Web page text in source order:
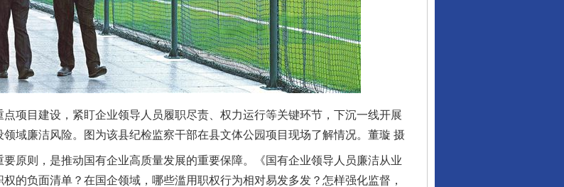
目建设，紧盯企业领导人员履职尽责、权力运行等关键环节，下沉一线开展
域廉洁风险。图为该县纪检监察干部在县文体公园项目现场了解情况。董璇 摄
则，是推动国有企业高质量发展的重要保障。《国有企业领导人员廉洁从业
的负面清单？在国企领域，哪些滥用职权行为相对易发多发？怎样强化监督，